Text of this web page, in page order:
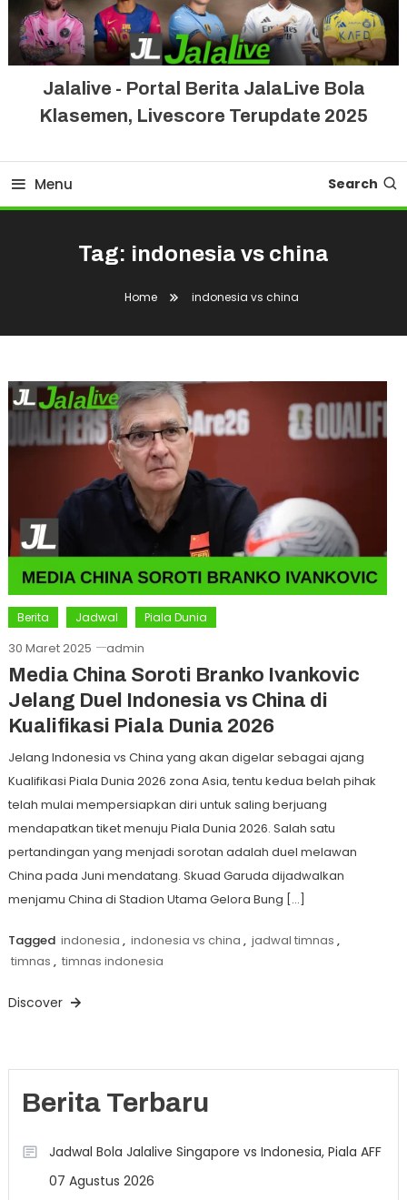
Jalalive - Portal Berita JalaLive Bola
Klasemen, Livescore Terupdate 2025
Menu Search
Tag: indonesia vs china
Home indonesia vs china
Berita Jadwal Piala Dunia
30 Maret 2025 admin
Media China Soroti Branko Ivankovic
Jelang Duel Indonesia vs China di
Kualifikasi Piala Dunia 2026
Jelang Indonesia vs China yang akan digelar sebagai ajang
Kualifikasi Piala Dunia 2026 zona Asia, tentu kedua belah pihak
telah mulai mempersiapkan diri untuk saling berjuang
mendapatkan tiket menuju Piala Dunia 2026. Salah satu
pertandingan yang menjadi sorotan adalah duel melawan
China pada Juni mendatang. Skuad Garuda dijadwalkan
menjamu China di Stadion Utama Gelora Bung […]
Tagged indonesia , indonesia vs china , jadwal timnas ,
timnas , timnas indonesia
Discover
Berita Terbaru
Jadwal Bola Jalalive Singapore vs Indonesia, Piala AFF
07 Agustus 2026